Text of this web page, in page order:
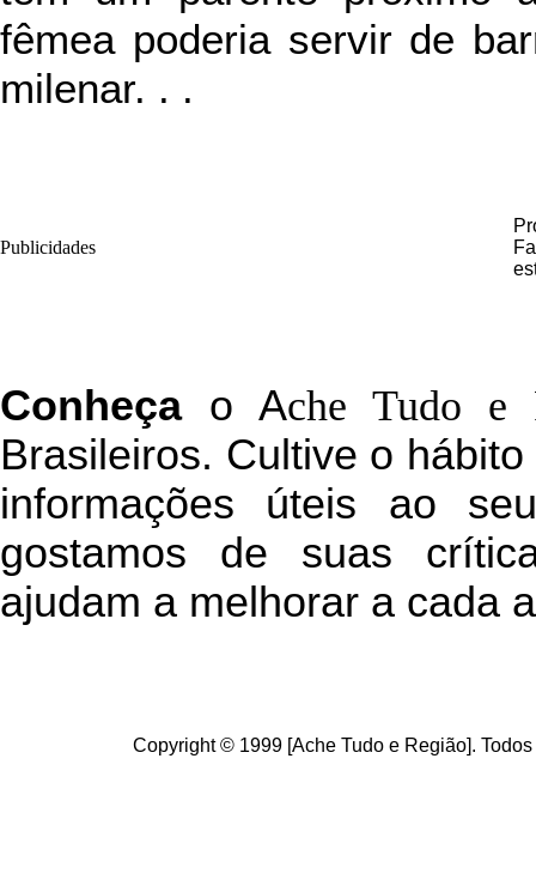
fêmea poderia servir de
milenar. . .
Publicidades
Conheçao Ache Tudo e
Brasileiros. Cultive o
informações úteis ao
gostamos de suas
ajudam a melhorar a cada
Copyright © 1999 [Ache Tudo e Região].